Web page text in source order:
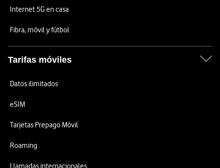
Internet 5G en casa
Fibra, móvil y fútbol
Tarifas móviles
Datos ilimitados
eSIM
Tarjetas Prepago Móvil
Roaming
Llamadas internacionales